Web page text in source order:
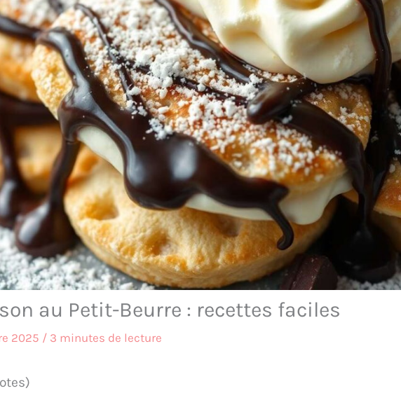
au Petit-Beurre : recettes faciles
2025 / 3 minutes de lecture